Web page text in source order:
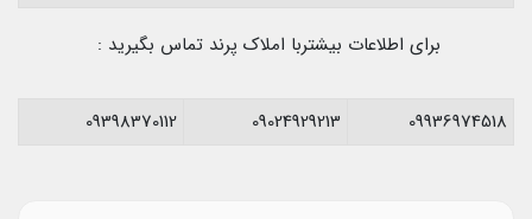
برای اطلاعات بیشتربا املاک پرند تماس بگیرید :
09936974518
09024929213
09398370112